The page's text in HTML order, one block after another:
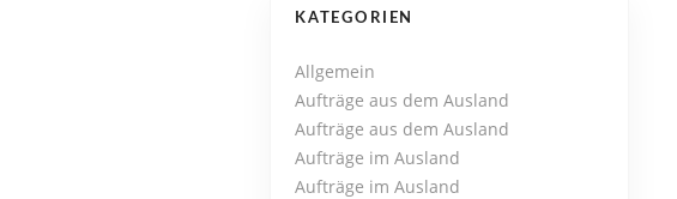
KATEGORIEN
Allgemein
Aufträge aus dem Ausland
Aufträge aus dem Ausland
Aufträge im Ausland
Aufträge im Ausland